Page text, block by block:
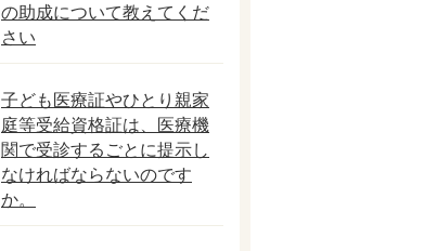
の助成について教えてくだ
さい
子ども医療証やひとり親家
庭等受給資格証は、医療機
関で受診するごとに提示し
なければならないのです
か。